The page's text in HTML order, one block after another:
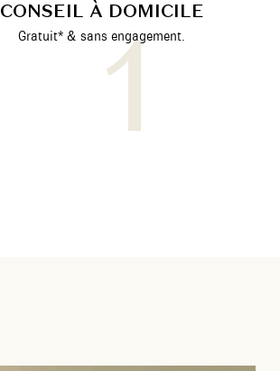
CONSEIL À DOMICILE
Gratuit* & sans engagement.